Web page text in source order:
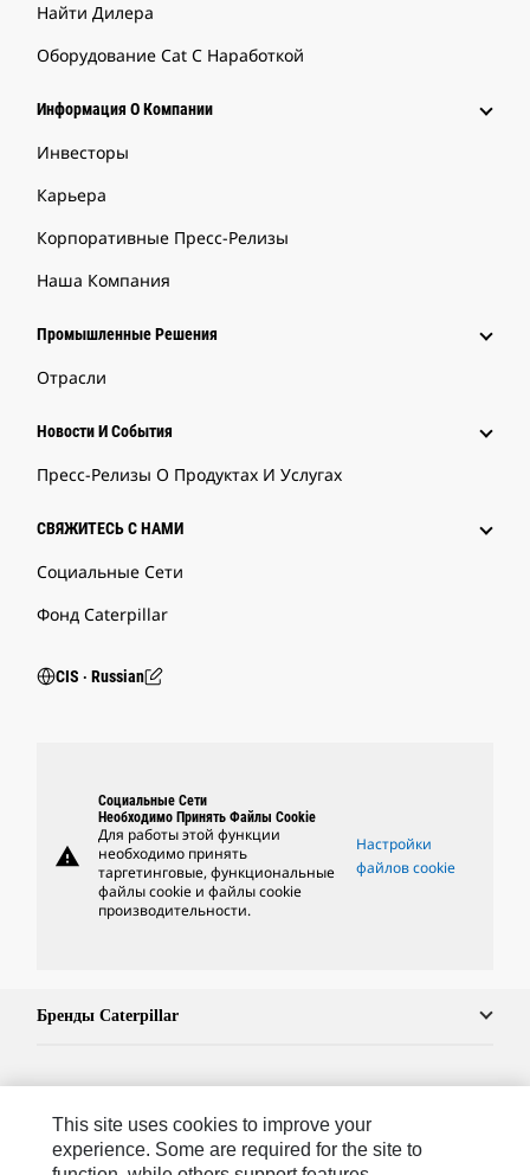
Найти Дилера
Оборудование Cat С Наработкой
Информация О Компании
Инвесторы
Карьера
Корпоративные Пресс-Релизы
Наша Компания
Промышленные Решения
Отрасли
Новости И События
Пресс-Релизы О Продуктах И Услугах
СВЯЖИТЕСЬ С НАМИ
Социальные Сети
Фонд Caterpillar
CIS ‧ Russian
warning
Социальные Сети
Необходимо Принять Файлы Cookie
Для работы этой функции
необходимо принять
таргетинговые, функциональные
файлы cookie и файлы cookie
производительности.
Настройки
файлов cookie
Бренды Caterpillar
Связаться С Caterpillar
This site uses cookies to improve your
experience. Some are required for the site to